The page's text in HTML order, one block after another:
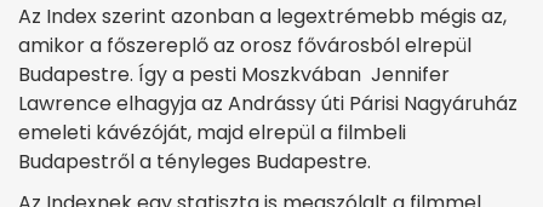
Az Index szerint azonban a legextrémebb mégis az,
amikor a főszereplő az orosz fővárosból elrepül
Budapestre. Így a pesti Moszkvában Jennifer
Lawrence elhagyja az Andrássy úti Párisi Nagyáruház
emeleti kávézóját, majd elrepül a filmbeli
Budapestről a tényleges Budapestre.